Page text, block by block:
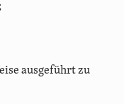
ausgeführt zu